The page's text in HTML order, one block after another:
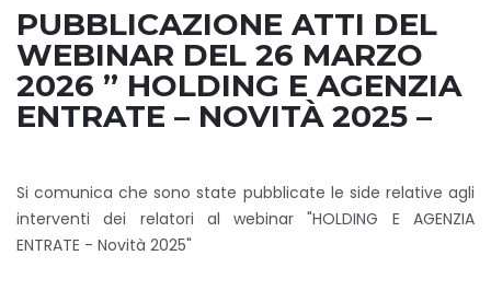
PUBBLICAZIONE ATTI DEL
WEBINAR DEL 26 MARZO
2026 ” HOLDING E AGENZIA
ENTRATE – NOVITÀ 2025 –
Si comunica che sono state pubblicate le side relative agli
interventi dei relatori al webinar "HOLDING E AGENZIA
ENTRATE - Novità 2025"